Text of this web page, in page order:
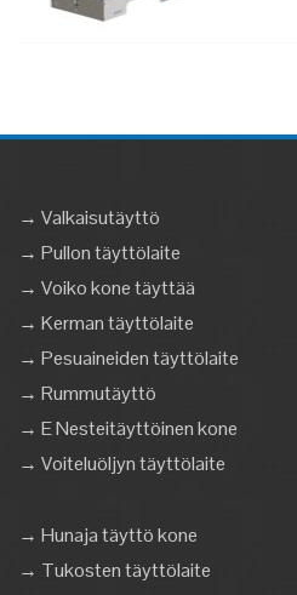
→ Valkaisutäyttö
→ Pullon täyttölaite
→ Voiko kone täyttää
→ Kerman täyttölaite
→ Pesuaineiden täyttölaite
→ Rummutäyttö
→ E Nesteitäyttöinen kone
→ Voiteluöljyn täyttölaite
→ Hunaja täyttö kone
→ Tukosten täyttölaite